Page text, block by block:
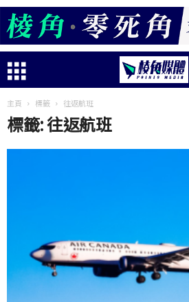
主頁 標籤 往返航班
標籤: 往返航班